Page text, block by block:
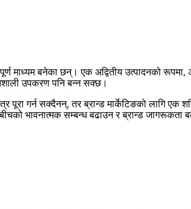
माध्यम बनेका छन्। एक अद्वितीय उत्पादनको रूपमा,
उपकरण पनि बन्न सक्छ।
गर्न सक्दैनन्, तर ब्रान्ड मार्केटिङको लागि एक
भावनात्मक सम्बन्ध बढाउन र ब्रान्ड जागरूकता